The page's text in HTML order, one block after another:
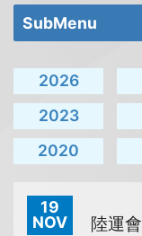
SubMenu
2026
2023
2020
19
NOV
陸運會